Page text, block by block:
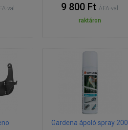
val
9 800 FtÁFA-val
raktáron
Gardena ápoló spray 200